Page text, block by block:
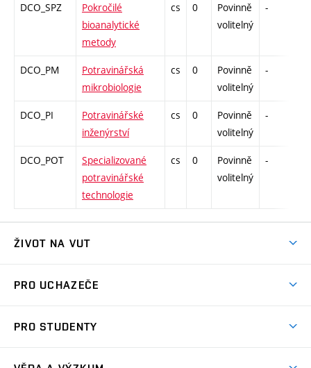
DCO_SPZ
Pokročilé
bioanalytické
metody
cs 0
Povinně
volitelný
-
DCO_PM
Potravinářská
mikrobiologie
cs 0
Povinně
volitelný
-
DCO_PI
Potravinářské
inženýrství
cs 0
Povinně
volitelný
-
DCO_POT
Specializované
potravinářské
technologie
cs 0
Povinně
volitelný
-
ŽIVOT NA VUT
Koleje
PRO UCHAZEČE
Dny otevřených dveří
PRO STUDENTY